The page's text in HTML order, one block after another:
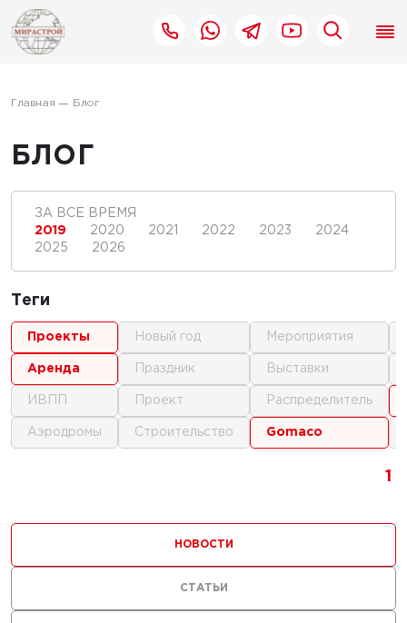
Главная Блог
БЛОГ
1
НОВОСТИ
СТАТЬИ
ЗА ВСЕ ВРЕМЯ
2019
2020 2021 2022 2023
2024
2025
2026
Теги
проекты
аренда
ИВПП
аэродромы
новый год
праздник
проект
строительство
мероприятия
выставки
распределитель
gomaco